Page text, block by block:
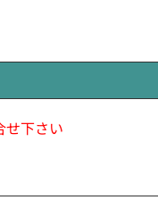
せ下さい